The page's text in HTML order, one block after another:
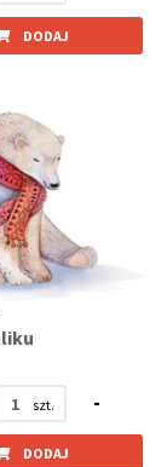
DODAJ
-
DODAJ